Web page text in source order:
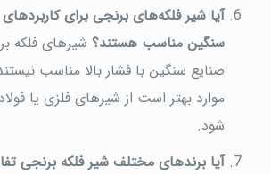
آیا شیر فلکه‌های برنجی برای
سنگین مناسب هستند؟شیرهای فلکه
صنایع سنگین با فشار بالا مناسب
موارد بهتر است از شیرهای فلزی یا
شود.
آیا برندهای مختلف شیر فلکه برنجی